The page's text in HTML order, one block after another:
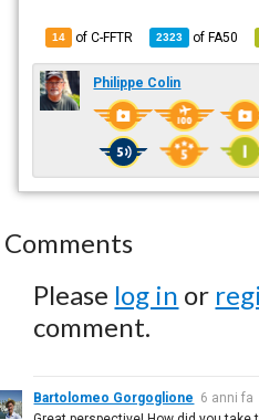
14 of C-FFTR 2323 ofFA50
Philippe Colin
Comments
Please log in or
comment.
Bartolomeo Gorgoglione 6 anni fa